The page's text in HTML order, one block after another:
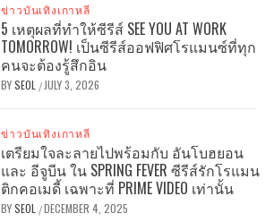
ข่าวบันเทิงเกาหลี
5 เหตุผลที่ทำให้ซีรีส์ SEE YOU AT WORK
TOMORROW! เป็นซีรีส์ออฟฟิศโรแมนซ์ที่ทุก
คนจะต้องรู้สึกอิน
BYSEOL / JULY 3, 2026
ข่าวบันเทิงเกาหลี
เตรียมใจละลายไปพร้อมกับ อันโบฮยอน
และ อีจูบีน ใน SPRING FEVER ซีรีส์รักโรแมน
ติกคอเมดี้ เฉพาะที่ PRIME VIDEO เท่านั้น
BYSEOL /DECEMBER 4, 2025